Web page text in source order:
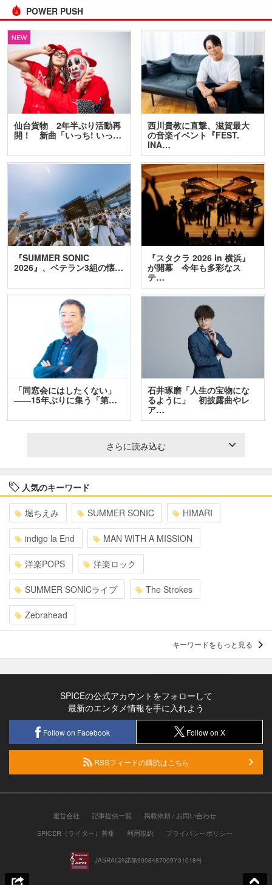
POWER PUSH
NEW
仙台貨物 2年半ぶり活動再
開！ 新曲「いっち! いっ…
西川貴教に直撃、滋賀最大
の音楽イベント『FEST.
INA…
『SUMMER SONIC
2026』、ベテラン3組の懐…
『スタクラ 2026 in 横浜』
が開幕 今年も多彩なス
テ…
「同窓会にはしたくない」
――15年ぶりに集う「第…
石井琢磨「人生の宝物にな
るように」 初披露曲やレ
ア…
さらに読み込む
人気のキーワード
堀ちえみ SUMMER SONIC HIMARI
indigo la End MAN WITH A MISSION
洋楽POPS 洋楽ロック
SUMMER SONICライブ The Strokes
Zebrahead
キーワードをもっと見る
SPICEの公式アカウントをフォローして
最新のエンタメ情報を手に入れよう
Follow on Facebook Follow on X
RSSフィードの購読はこちら
運営会社 記事提供一覧
掲載依頼 / お問い合わせ
SPICER（ライター）募集
利用規約 プライバシーポリシー
JASRAC許諾第9008487009Y31018号